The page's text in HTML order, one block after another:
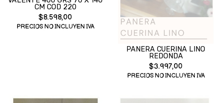
CM COD 220
$8.598,00
PRECIOS NO INCLUYEN IVA
PANERA CUERINA LINO
REDONDA
$3.997,00
PRECIOS NO INCLUYEN IVA